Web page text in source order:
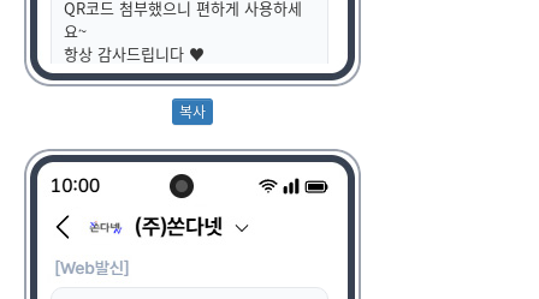
QR코드 첨부했으니 편하게 사용하세
요~
항상 감사드립니다 ♥